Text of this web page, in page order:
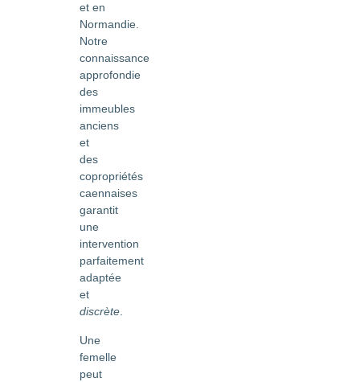
et en
Normandie.
Notre
connaissance
approfondie
des
immeubles
anciens
et
des
copropriétés
caennaises
garantit
une
intervention
parfaitement
adaptée
et
discrète
Une
femelle
peut